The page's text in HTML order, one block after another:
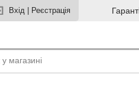
Вхід Реєстрація